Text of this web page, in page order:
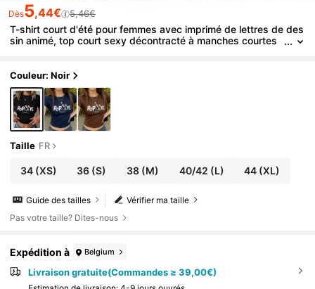
Dès5,44€ 5,46€
T-shirt court d'été pour femmes avec imprimé de lettres de des
sin animé, top court sexy décontracté à manches courtes
Couleur: Noir
Taille FR
34(XS) 36 (S) 38(M) 40/42 (L) 44 (XL)
Vérifier ma taille
Guide des tailles
Pas votre taille? Dites-nous
Expédition à Belgium
Livraison gratuite(Commandes ≥ 39,00€)